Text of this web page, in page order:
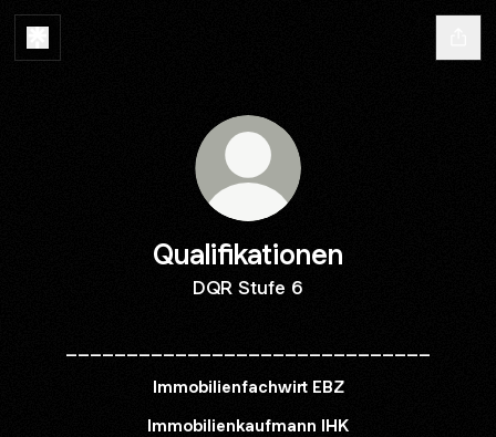
Qualifikationen
DQR Stufe 6
Immobilienfachwirt EBZ
Immobilienkaufmann IHK